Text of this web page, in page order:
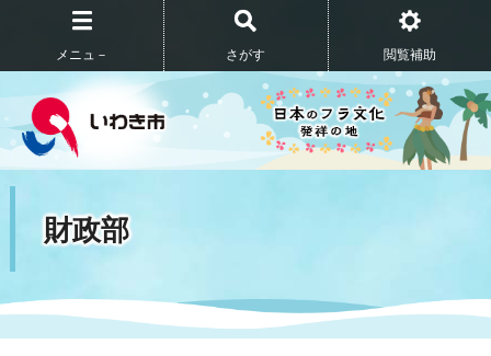
メニュ－ さがす 閲覧補助
財政部